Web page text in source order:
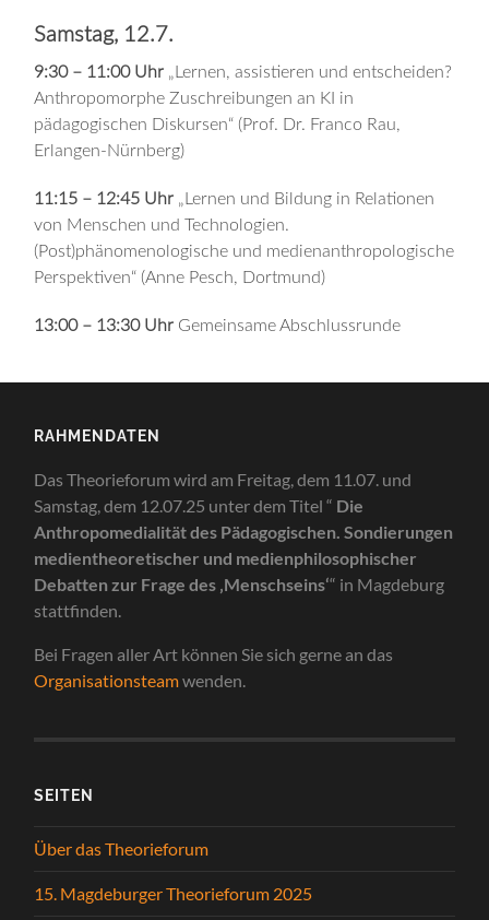
Samstag, 12.7.
9:30 – 11:00 Uhr „Lernen, assistieren und entscheiden?
Anthropomorphe Zuschreibungen an KI in
pädagogischen Diskursen“ (Prof. Dr. Franco Rau,
Erlangen-Nürnberg)
11:15 – 12:45 Uhr „Lernen und Bildung in Relationen
von Menschen und Technologien.
(Post)phänomenologische und medienanthropologische
Perspektiven“ (Anne Pesch, Dortmund)
13:00 – 13:30 Uhr Gemeinsame Abschlussrunde
RAHMENDATEN
Das Theorieforum wird am Freitag, dem 11.07. und
Samstag, dem 12.07.25 unter dem Titel “ Die
Anthropomedialität des Pädagogischen. Sondierungen
medientheoretischer und medienphilosophischer
Debatten zur Frage des ‚Menschseins‘“ in Magdeburg
stattfinden.
Bei Fragen aller Art können Sie sich gerne an das
Organisationsteamwenden.
SEITEN
Über das Theorieforum
15. Magdeburger Theorieforum 2025